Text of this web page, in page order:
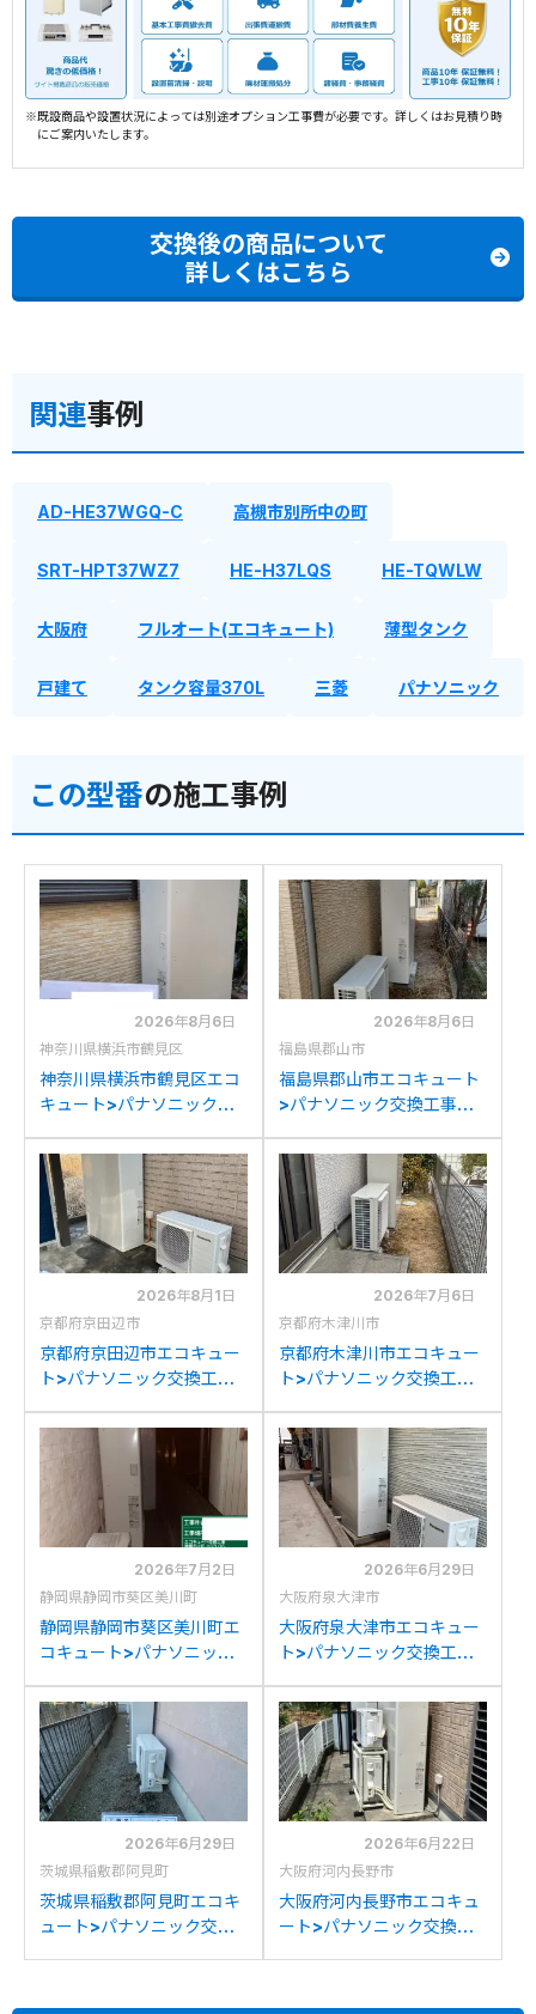
※既設商品や設置状況によっては別途オプション工事費が必要です。詳しくはお見積り時
にご案内いたします。
交換後の商品について
詳しくはこちら
関連事例
AD-HE37WGQ-C 高槻市別所中の町
SRT-HPT37WZ7 HE-H37LQS HE-TQWLW
大阪府 フルオート(エコキュート) 薄型タンク
戸建て タンク容量370L 三菱 パナソニック
この型番の施工事例
2026年8月6日
神奈川県横浜市鶴見区
神奈川県横浜市鶴見区エコ
キュート>パナソニック交
ックHE-37W3Qからパナ
ソニックHE-H37LQSへの
交換
2026年8月6日
福島県郡山市
福島県郡山市エコキュート
>パナソニック交換工事施
37W3QAPからパナソニッ
クHE-H37LQSへの交換
2026年8月1日
京都府京田辺市
京都府京田辺市エコキュー
ト>パナソニック交換工事
TU37HFTVからパナソニ
ックHE-H37LQSへの交換
2026年7月6日
京都府木津川市
京都府木津川市エコキュー
ト>パナソニック交換工事
HE-37W3QAからパナソニ
ックHE-H37LQSへの交換
2026年7月2日
静岡県静岡市葵区美川町
静岡県静岡市葵区美川町エ
コキュート>パナソニック
ンTU37EFTVからパナソニ
ックHE-H37LQSへの交換
2026年6月29日
大阪府泉大津市
大阪府泉大津市エコキュー
ト>パナソニック交換工事
J37W3からパナソニック
HE-H37LQSへの交換
2026年6月29日
茨城県稲敷郡阿見町
茨城県稲敷郡阿見町エコキ
ュート>パナソニック交換
2026年6月22日
大阪府河内長野市
大阪府河内長野市エコキュ
ート>パナソニック交換工